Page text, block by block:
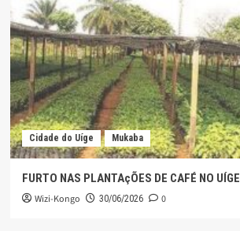
Cidade do Uíge Mukaba
FURTO NAS PLANTAçÕES DE CAFÉ NO UÍGE
Wizi-Kongo 30/06/2026 0